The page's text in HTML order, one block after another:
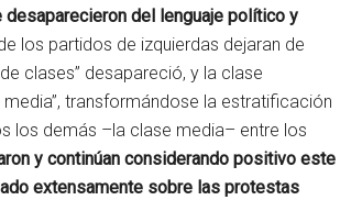
del lenguaje político y
los partidos de izquierdas dejaran de
clases” desapareció, y la clase
transformándose la estratificación
los demás –la clase media– entre los
y continúan considerando positivo este
extensamente sobre las protestas